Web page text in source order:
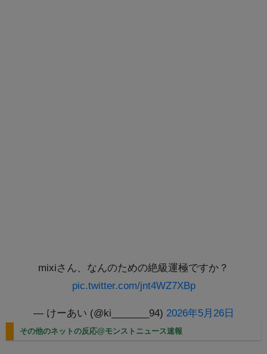
mixiさん、なんのための絶級運極ですか？
pic.twitter.com/jnt4WZ7XBp
— けーあい (@ki_______94) 2026年5月26日
その他のネットの反応@モンストニュース速報